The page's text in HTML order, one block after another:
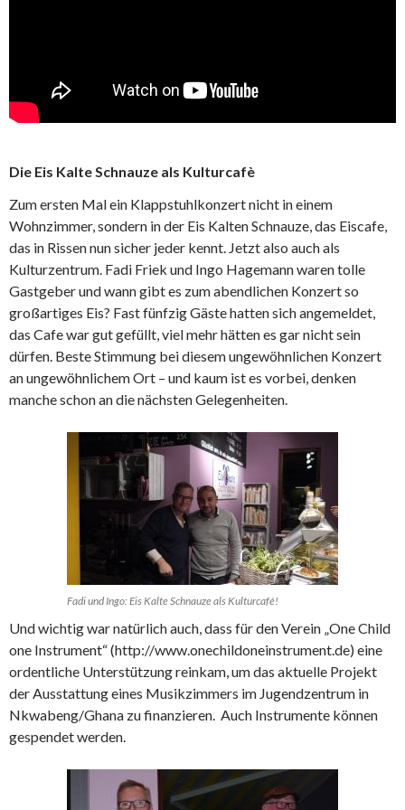
Die Eis Kalte Schnauze als Kulturcafè
Zum ersten Mal ein Klappstuhlkonzert nicht in einem
Wohnzimmer, sondern in der Eis Kalten Schnauze, das Eiscafe,
das in Rissen nun sicher jeder kennt. Jetzt also auch als
Kulturzentrum. Fadi Friek und Ingo Hagemann waren tolle
Gastgeber und wann gibt es zum abendlichen Konzert so
großartiges Eis? Fast fünfzig Gäste hatten sich angemeldet,
das Cafe war gut gefüllt, viel mehr hätten es gar nicht sein
dürfen. Beste Stimmung bei diesem ungewöhnlichen Konzert
an ungewöhnlichem Ort – und kaum ist es vorbei, denken
manche schon an die nächsten Gelegenheiten.
Fadi und Ingo: Eis Kalte Schnauze als Kulturcafé!
Und wichtig war natürlich auch, dass für den Verein „One Child
one Instrument“ (http://www.onechildoneinstrument.de) eine
ordentliche Unterstützung reinkam, um das aktuelle Projekt
der Ausstattung eines Musikzimmers im Jugendzentrum in
Nkwabeng/Ghana zu finanzieren. Auch Instrumente können
gespendet werden.